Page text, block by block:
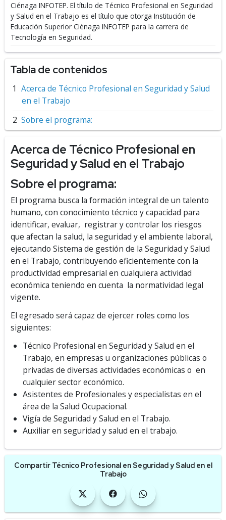
Ciénaga INFOTEP. El título de Técnico Profesional en Seguridad
y Salud en el Trabajo es el título que otorga Institución de
Educación Superior Ciénaga INFOTEP para la carrera de
Tecnología en Seguridad.
Tabla de contenidos
Acerca de Técnico Profesional en Seguridad y Salud
en el Trabajo
Sobre el programa:
Acerca de Técnico Profesional en
Seguridad y Salud en el Trabajo
Sobre el programa:
El programa busca la formación integral de un talento
humano, con conocimiento técnico y capacidad para
identificar, evaluar, registrar y controlar los riesgos
que afectan la salud, la seguridad y el ambiente laboral,
ejecutando Sistema de gestión de la Seguridad y Salud
en el Trabajo, contribuyendo eficientemente con la
productividad empresarial en cualquiera actividad
económica teniendo en cuenta la normatividad legal
vigente.
El egresado será capaz de ejercer roles como los
siguientes:
Técnico Profesional en Seguridad y Salud en el
Trabajo, en empresas u organizaciones públicas o
privadas de diversas actividades económicas o en
cualquier sector económico.
Asistentes de Profesionales y especialistas en el
área de la Salud Ocupacional.
Vigía de Seguridad y Salud en el Trabajo.
Auxiliar en seguridad y salud en el trabajo.
Compartir Técnico Profesional en Seguridad y Salud en el
Trabajo